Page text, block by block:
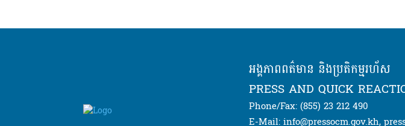
អង្គភាពពត៌មាន និងប្រតិកម្មរហ័ស
PRESS AND QUICK
Phone/Fax: (855) 23 212 490
E-Mail: info@pressocm.gov.kh,